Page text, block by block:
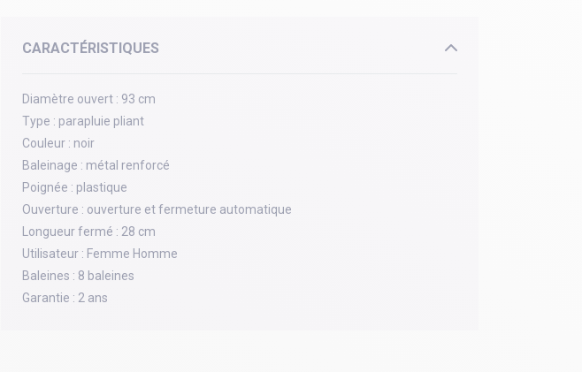
CARACTÉRISTIQUES
Diamètre ouvert : 93 cm
Type : parapluie pliant
Couleur : noir
Baleinage : métal renforcé
Poignée : plastique
Ouverture : ouverture et fermeture automatique
Longueur fermé : 28 cm
Utilisateur : Femme Homme
Baleines : 8 baleines
Garantie : 2 ans